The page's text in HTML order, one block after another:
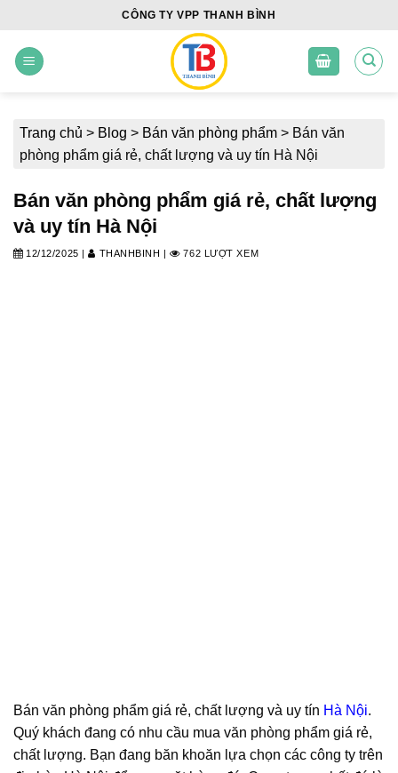
content
CÔNG TY VPP THANH BÌNH
Trang chủ > Blog > Bán văn phòng phẩm > Bán văn
phòng phẩm giá rẻ, chất lượng và uy tín Hà Nội
Bán văn phòng phẩm giá rẻ, chất lượng
và uy tín Hà Nội
12/12/2025 | THANHBINH | 762 LƯỢT XEM
Bán văn phòng phẩm giá rẻ, chất lượng và uy tín Hà Nội.
Quý khách đang có nhu cầu mua văn phòng phẩm giá rẻ,
chất lượng. Bạn đang băn khoăn lựa chọn các công ty trên